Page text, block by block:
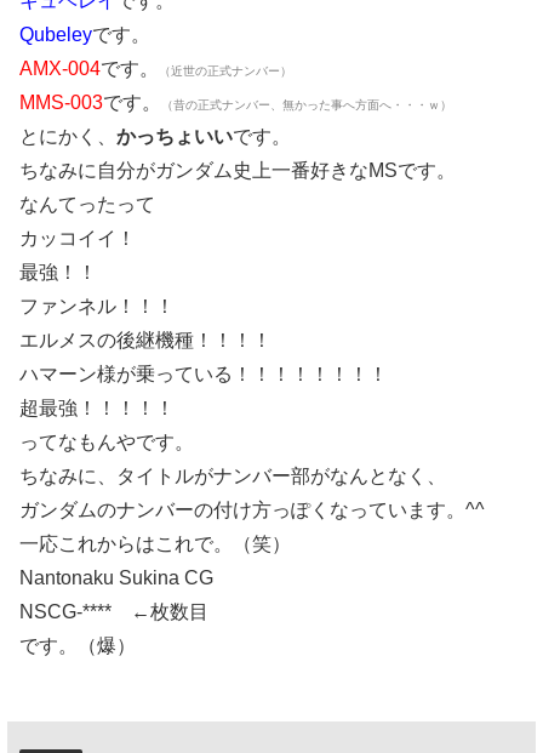
Qubeleyです。
AMX-004です。 （近世の正式ナンバー）
MMS-003です。 （昔の正式ナンバー、無かった事へ方面へ・・・ｗ）
とにかく、 かっちょいいです。
ちなみに自分がガンダム史上一番好きなMSです。
なんてったって
カッコイイ！
最強！！
ファンネル！！！
エルメスの後継機種！！！！
ハマーン様が乗っている！！！！！！！！
超最強！！！！！
ってなもんやです。
ちなみに、タイトルがナンバー部がなんとなく、
ガンダムのナンバーの付け方っぽくなっています。^^ゞ
一応これからはこれで。（笑）
Nantonaku Sukina CG
NSCG-**** ←枚数目
です。（爆）